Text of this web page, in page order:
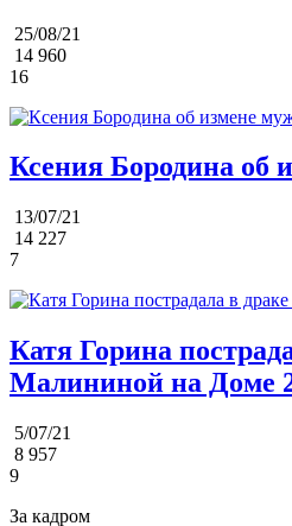
25/08/21
14 960
16
Ксения Бородина об
13/07/21
14 227
7
Катя Горина
Малининой на Доме
5/07/21
8 957
9
За кадром